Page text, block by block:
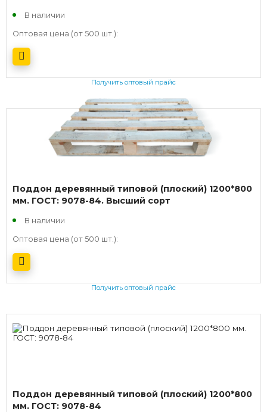
В наличии
Оптовая цена (от 500 шт.):
Получить оптовый прайс
Поддон деревянный типовой (плоский) 1200*800
мм. ГОСТ: 9078-84. Высший сорт
В наличии
Оптовая цена (от 500 шт.):
Получить оптовый прайс
Поддон деревянный типовой (плоский) 1200*800
мм. ГОСТ: 9078-84